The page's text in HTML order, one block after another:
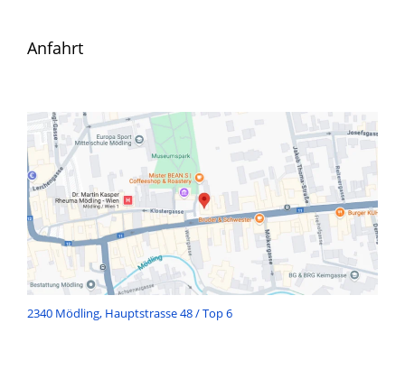
Anfahrt
2340 Mödling, Hauptstrasse 48 / Top 6